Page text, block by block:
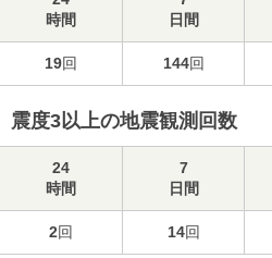
時間
日間
19回 144回
震度3以上の地震観測回数
24
時間
7
日間
2回 14回